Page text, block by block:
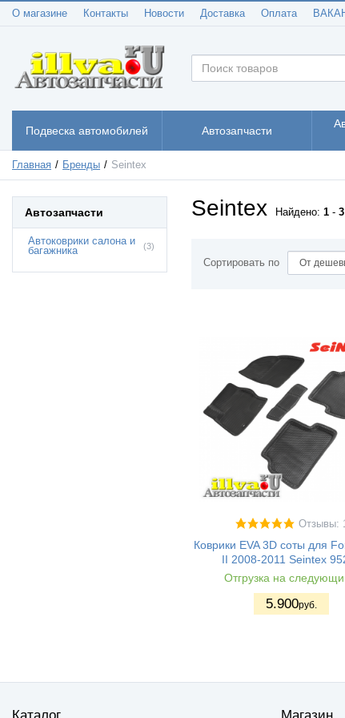
О магазине Контакты Новости Доставка Оплата
Подвеска автомобилей Автозапчасти
Главная Бренды Seintex
Автозапчасти
Автоковрики салона и
багажника
(3)
Seintex Найдено: 1 - 3
Сортировать по
Отзывы:
Коврики EVA 3D соты для
II 2008-2011 Seintex
Отгрузка на
5.900руб.